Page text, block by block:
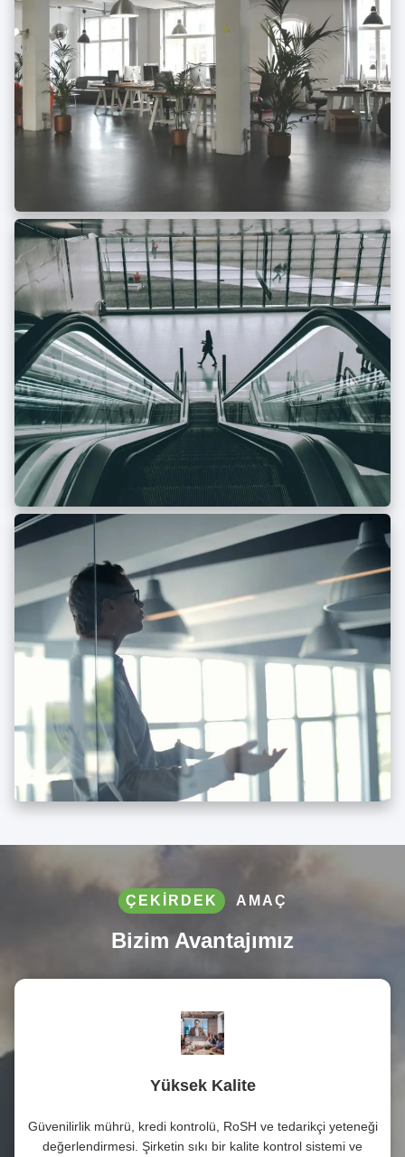
ÇEKIRDEK AMAÇ
Bizim Avantajımız
Yüksek Kalite
Güvenilirlik mührü, kredi kontrolü, RoSH ve tedarikçi yeteneği
değerlendirmesi. Şirketin sıkı bir kalite kontrol sistemi ve